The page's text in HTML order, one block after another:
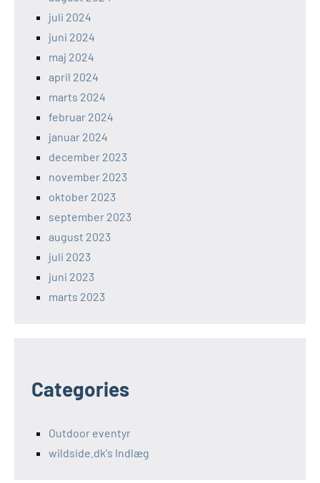
juli 2024
juni 2024
maj 2024
april 2024
marts 2024
februar 2024
januar 2024
december 2023
november 2023
oktober 2023
september 2023
august 2023
juli 2023
juni 2023
marts 2023
Categories
Outdoor eventyr
wildside.dk's Indlæg